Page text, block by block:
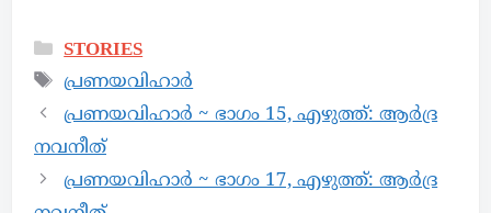
STORIES
പ്രണയവിഹാർ
പ്രണയവിഹാർ ~ ഭാഗം 15, എഴുത്ത്: ആർദ്ര
നവനീത്
പ്രണയവിഹാർ ~ ഭാഗം 17, എഴുത്ത്: ആർദ്ര